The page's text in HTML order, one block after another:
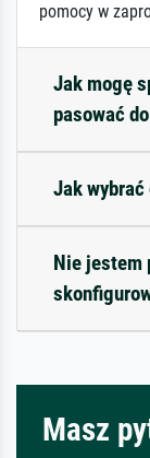
pomocy w
Jak mogę
pasować
Jak
Nie jestem
Masz